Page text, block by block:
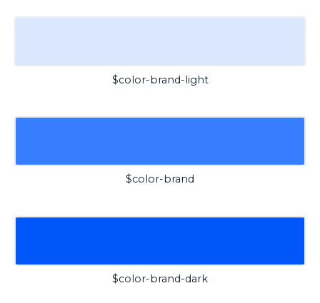
$color-brand-light
$color-brand
$color-brand-dark